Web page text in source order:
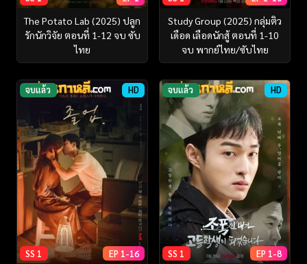
The Potato Lab (2025) ปลูก
รักนักวิจัย ตอนที่ 1-12 จบ ซับ
ไทย
Study Group (2025) กลุ่มติว
เดือด เลือดนักสู้ ตอนที่ 1-10
จบ พากย์ไทย/ซับไทย
จบแล้ว HD
SS 1 EP 1-16
จบแล้ว HD
SS 1 EP 1-8